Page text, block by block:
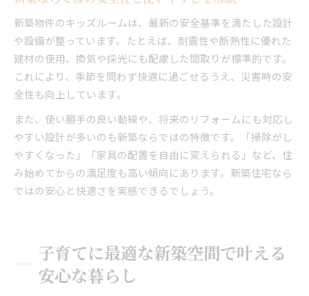
新築物件のキッズルームは、最新の安全基準を満たした設計
や設備が整っています。たとえば、耐震性や断熱性に優れた
建材の使用、換気や採光にも配慮した間取りが標準的です。
これにより、季節を問わず快適に過ごせるうえ、災害時の安
全性も向上しています。
また、使い勝手の良い動線や、将来のリフォームにも対応し
やすい設計が多いのも新築ならではの特徴です。「掃除がし
やすくなった」「家具の配置を自由に変えられる」など、住
み始めてからの満足度も高い傾向にあります。新築住宅なら
ではの安心と快適さを実感できるでしょう。
子育てに最適な新築空間で叶える
安心な暮らし